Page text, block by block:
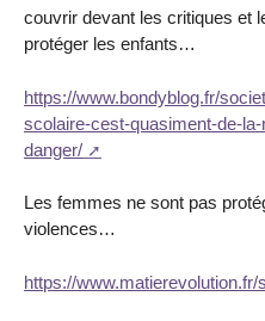
couvrir devant les critiques et
protéger les enfants…
https://www.bondyblog.fr/
scolaire-cest-quasiment-de-
danger/
Les femmes ne sont pas
violences…
https://www.matierevolution.fr/